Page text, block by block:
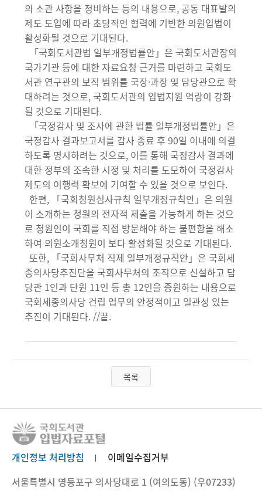
의 소관 사항을 정비하는 등의 내용으로, 공동 대표발의
제도 도입에 따라 초당적인 협력에 기반한 의원입법이
활성화될 것으로 기대된다.
「국회도서관법 일부개정법률안」은 국회도서관장의
국가기관 등에 대한 자료요청 근거를 마련하고 국회도
서관 연구관의 보직 범위를 국장·과장 및 담당관으로 확
대하려는 것으로, 국회도서관의 입법지원 역량이 강화
될 것으로 기대된다.
「국정감사 및 조사에 관한 법률 일부개정법률안」은
국정감사 결과보고서를 감사 종료 후 90일 이내에 의결
하도록 명시하려는 것으로, 이를 통해 국정감사 결과에
대한 정부의 조속한 시정 및 처리를 도모하여 국정감사
제도의 이행력 확보에 기여할 수 있을 것으로 보인다.
한편, 「국회청원심사규칙 일부개정규칙안」은 의원
이 소개하는 청원의 전자적 제출을 가능하게 하는 것으
로 청원인이 국회를 직접 방문해야 하는 불편함을 해소
하여 의원소개청원이 보다 활성화될 것으로 기대된다.
또한, 「국회사무처 직제 일부개정규칙안」은 국회세
종의사당추진단을 국회사무처의 조직으로 신설하고 담
당관 1인과 단원 11인 등 총 12인을 증원하는 내용으로
국회세종의사당 건립 업무의 안정적이고 일관성 있는
추진이 기대된다. //끝.
목록
개인정보 처리방침
이메일수집거부
서울특별시 영등포구 의사당대로 1 (여의도동) (우07233)